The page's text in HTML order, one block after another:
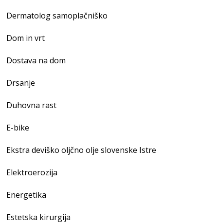
Dermatolog samoplačniško
Dom in vrt
Dostava na dom
Drsanje
Duhovna rast
E-bike
Ekstra deviško oljčno olje slovenske Istre
Elektroerozija
Energetika
Estetska kirurgija